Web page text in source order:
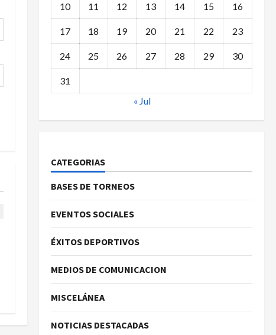
10 11 12 13 14 15 16
17 18 19 20 21 22 23
24 25 26 27 28 29 30
31
« Jul
CATEGORIAS
BASES DE TORNEOS
EVENTOS SOCIALES
ÉXITOS DEPORTIVOS
MEDIOS DE COMUNICACION
MISCELÁNEA
NOTICIAS DESTACADAS